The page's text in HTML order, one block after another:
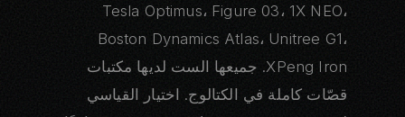
Tesla Optimus، Figure 03، 1X NEO،
Boston Dynamics Atlas، Unitree G1،
XPeng Iron. جميعها الست لديها مكتبات
قصّات كاملة في الكتالوج. اختيار القياسي